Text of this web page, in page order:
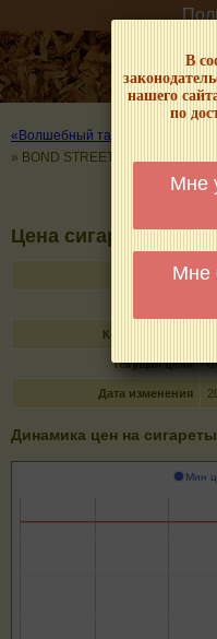
В
нашего
по
Мне
Мне
«Волшебный табачок» – о табаке
» BOND STREET SPECIAL SILVER
Цена сигарет BOND
Название
Кол-во в пачке
Текущая цена
Дата изменения
Динамика цен на сигареты
Мин